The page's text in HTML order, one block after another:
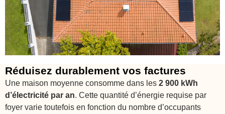
Réduisez durablement vos factures
Une maison moyenne consomme dans les 2 900 kWh
d’électricité par an. Cette quantité d’énergie requise par
foyer varie toutefois en fonction du nombre d’occupants